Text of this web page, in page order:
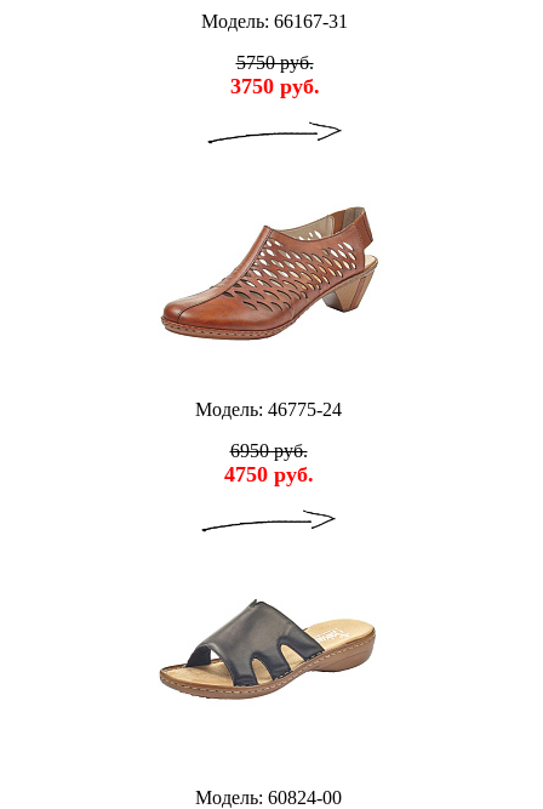
Модель: 66167-31
5750 руб.
3750 руб.
Модель: 46775-24
6950 руб.
4750 руб.
Модель: 60824-00